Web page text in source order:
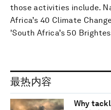
those activities include.
Africa’s 40 Climate
'South Africa’s 50
最热内容
Why